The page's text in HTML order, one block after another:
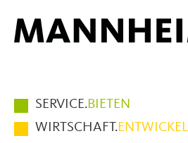
Hauptmenüpunkte
im
Fußbereich
SERVICE.BIETEN
WIRTSCHAFT.